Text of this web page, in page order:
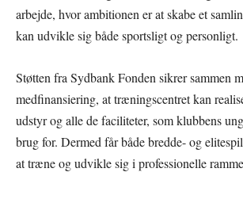
arbejde, hvor ambitionen er at skabe et
kan udvikle sig både sportsligt og personligt.
Støtten fra Sydbank Fonden sikrer sammen
medfinansiering, at træningscentret kan
udstyr og alle de faciliteter, som klubbens
brug for. Dermed får både bredde- og
at træne og udvikle sig i professionelle